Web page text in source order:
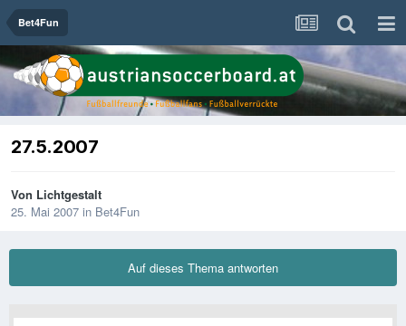
Bet4Fun
27.5.2007
Von Lichtgestalt
25. Mai 2007 in Bet4Fun
Auf dieses Thema antworten